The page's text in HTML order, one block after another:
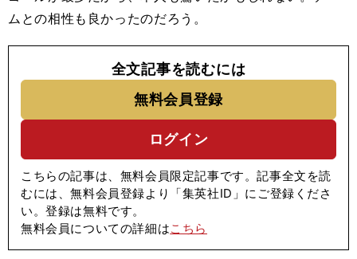
ムとの相性も良かったのだろう。
全文記事を読むには
無料会員登録
ログイン
こちらの記事は、無料会員限定記事です。記事全文を読
むには、無料会員登録より「集英社ID」にご登録くださ
い。登録は無料です。
無料会員についての詳細はこちら